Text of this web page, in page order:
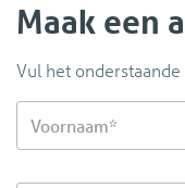
Maak een
Vul het